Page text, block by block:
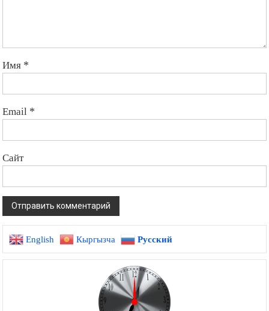
Имя *
Email *
Сайт
English Кыргызча Русский